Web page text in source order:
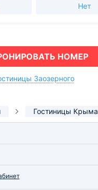
Нет
НОМЕР
Заозерного
Гостиницы Крыма